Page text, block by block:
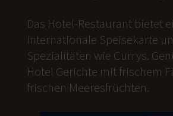
Das Hotel-Restaurant bietet
internationale Speisekarte
Spezialitäten wie Currys.
Hotel Gerichte mit frischem
frischen Meeresfrüchten.